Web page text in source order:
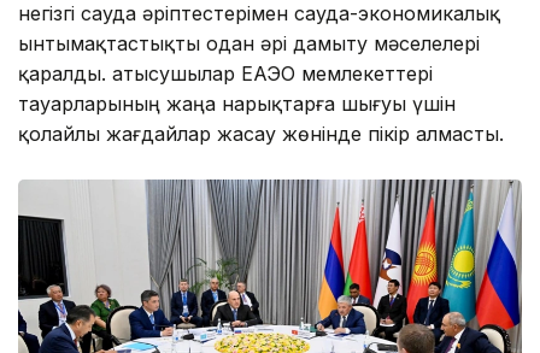
негізгі сауда әріптестерімен сауда-экономикалық
ынтымақтастықты одан әрі дамыту мәселелері
қаралды. Қатысушылар ЕАЭО мемлекеттері
тауарларының жаңа нарықтарға шығуы үшін
қолайлы жағдайлар жасау жөнінде пікір алмасты.